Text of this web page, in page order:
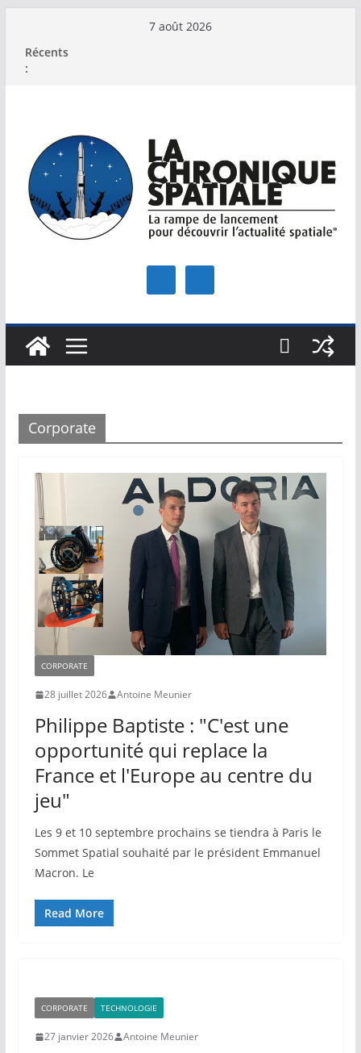
contenu
7 août 2026
Récents
:
Corporate
CORPORATE
28 juillet 2026 Antoine Meunier
Philippe Baptiste : "C'est une
opportunité qui replace la
France et l'Europe au centre du
jeu"
Les 9 et 10 septembre prochains se tiendra à Paris le
Sommet Spatial souhaité par le président Emmanuel
Macron. Le
Read More
CORPORATE TECHNOLOGIE
27 janvier 2026 Antoine Meunier